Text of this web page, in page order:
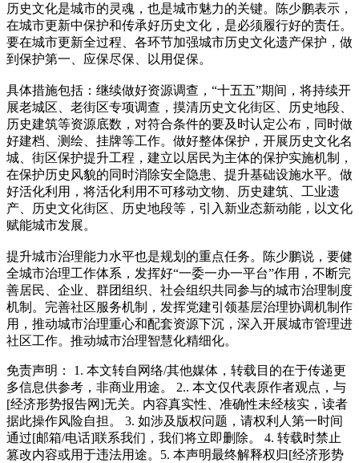
历史文化是城市的灵魂，也是城市魅力的关键。陈少鹏表示，
在城市更新中保护和传承好历史文化，是必须履行好的责任。
要在城市更新全过程、各环节加强城市历史文化遗产保护，做
到保护第一、应保尽保、以用促保。
具体措施包括：继续做好资源调查，“十五五”期间，将持续开
展老城区、老街区专项调查，摸清历史文化街区、历史地段、
历史建筑等资源底数，对符合条件的要及时认定公布，同时做
好建档、测绘、挂牌等工作。做好整体保护，开展历史文化名
城、街区保护提升工程，建立以居民为主体的保护实施机制，
在保护历史风貌的同时消除安全隐患、提升基础设施水平。做
好活化利用，将活化利用不可移动文物、历史建筑、工业遗
产、历史文化街区、历史地段等，引入新业态新动能，以文化
赋能城市发展。
提升城市治理能力水平也是规划的重点任务。陈少鹏说，要健
全城市治理工作体系，发挥好“一委一办一平台”作用，不断完
善居民、企业、群团组织、社会组织共同参与的城市治理制度
机制。完善社区服务机制，发挥党建引领基层治理协调机制作
用，推动城市治理重心和配套资源下沉，深入开展城市管理进
社区工作。推动城市治理智慧化精细化。
免责声明： 1. 本文转自网络/其他媒体，转载目的在于传递更
多信息供参考，非商业用途。 2.. 本文仅代表原作者观点，与
[经济形势报告网]无关。内容真实性、准确性未经核实，读者
据此操作风险自担。 3. 如涉及版权问题，请权利人第一时间
通过[邮箱/电话]联系我们，我们将立即删除。 4. 转载时禁止
篡改内容或用于违法用途。5. 本声明最终解释权归[经济形势